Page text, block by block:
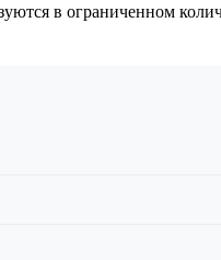
в ограниченном